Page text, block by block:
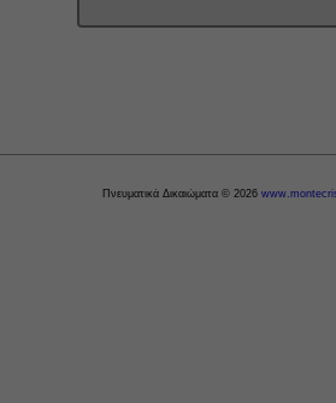
Πνευματικά Δικαιώματα © 2026